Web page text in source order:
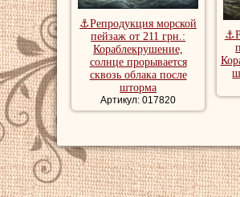
⚓Репродукция морской
пейзаж от 211 грн.:
Кораблекрушение,
солнце прорывается
сквозь облака после
шторма
Артикул: 017820